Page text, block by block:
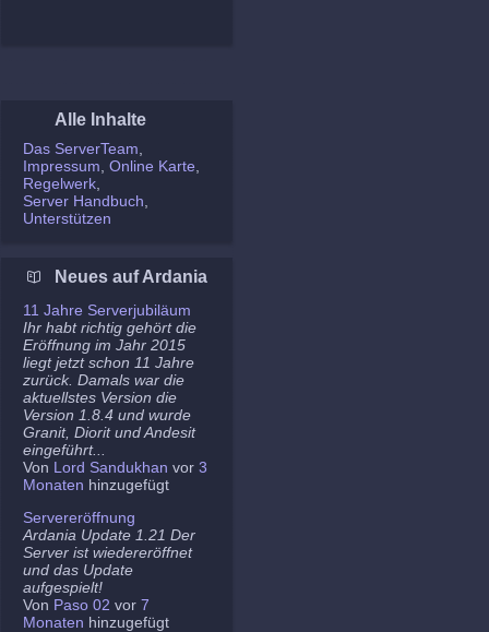
Alle Inhalte
Das ServerTeam
Impressum Online Karte
Regelwerk
Server Handbuch
Unterstützen
Neues auf Ardania
11 Jahre Serverjubiläum
Ihr habt richtig gehört die
Eröffnung im Jahr 2015
liegt jetzt schon 11 Jahre
zurück. Damals war die
aktuellstes Version die
Version 1.8.4 und wurde
Granit, Diorit und Andesit
eingeführt...
Von Lord Sandukhan vor 3
Monaten hinzugefügt
Servereröffnung
Ardania Update 1.21 Der
Server ist wiedereröffnet
und das Update
aufgespielt!
Von Paso 02 vor 7
Monaten hinzugefügt